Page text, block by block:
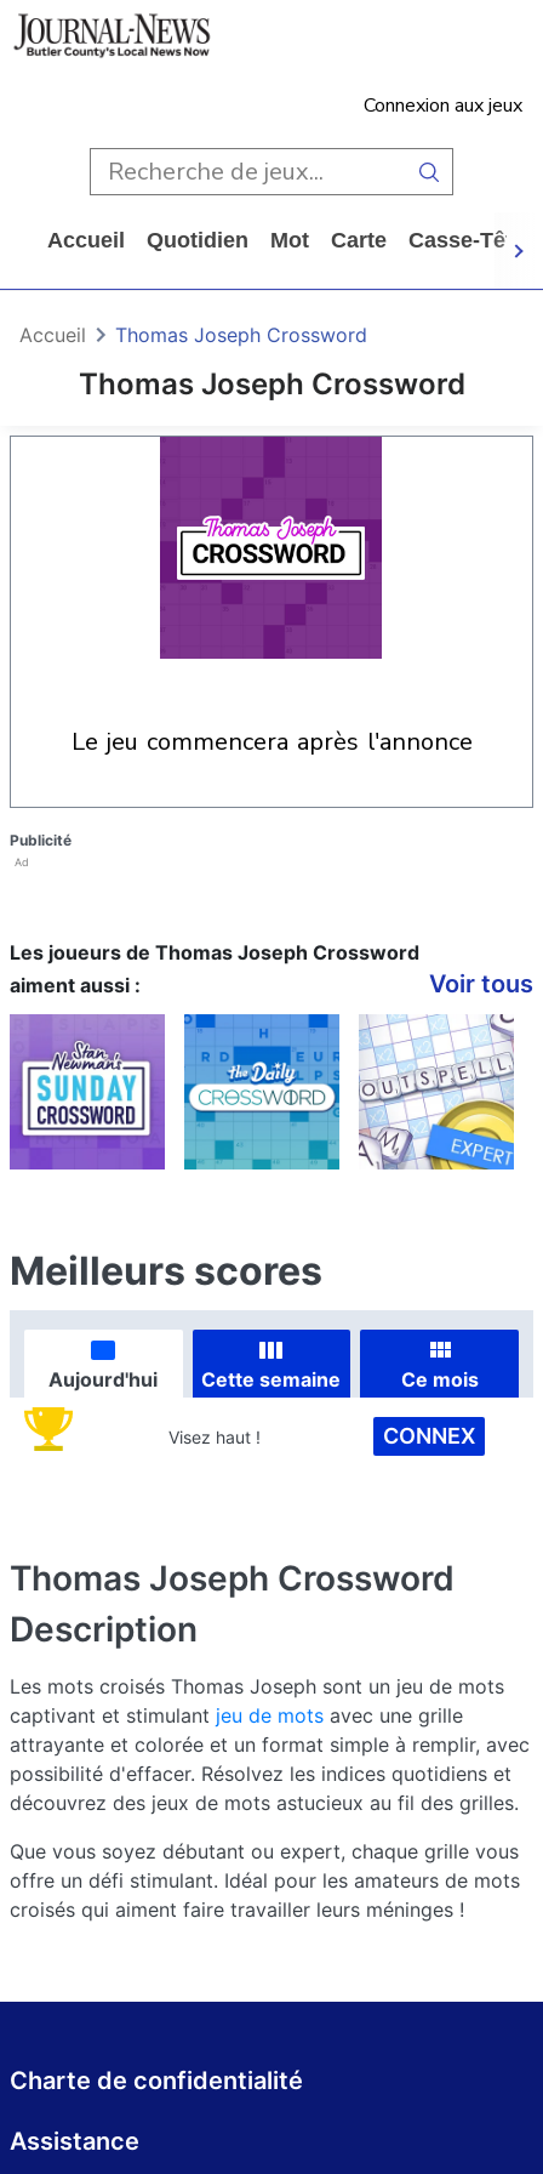
Connexion aux jeux
Accueil Quotidien Mot Carte Casse-Tête
Thomas Joseph Crossword
Accueil Thomas Joseph Crossword
le jeu commencera après l'annonce
Publicité
Ad
Les joueurs de Thomas Joseph Crossword
aiment aussi :
Voir tous
Meilleurs scores
Aujourd'hui Cette semaine Ce mois
Visez haut ! CONNEX
Thomas Joseph Crossword
Description
Les mots croisés Thomas Joseph sont un jeu de mots
captivant et stimulant jeu de mots avec une grille
attrayante et colorée et un format simple à remplir, avec
possibilité d'effacer. Résolvez les indices quotidiens et
découvrez des jeux de mots astucieux au fil des grilles.
Que vous soyez débutant ou expert, chaque grille vous
offre un défi stimulant. Idéal pour les amateurs de mots
croisés qui aiment faire travailler leurs méninges !
Charte de confidentialité
Assistance